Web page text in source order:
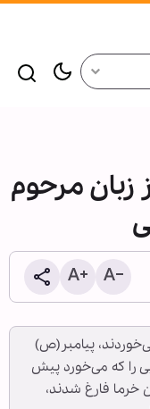
زبان مرحوم
پیامبر(ص)
را که می‌خورد پیش‌
خرما فارغ شدند،